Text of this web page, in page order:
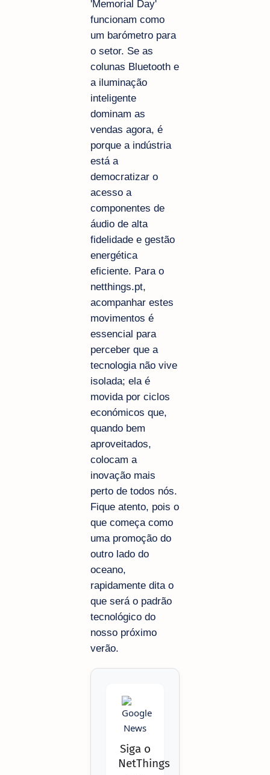
'Memorial Day'
funcionam como
um barómetro para
o setor. Se as
colunas Bluetooth e
a iluminação
inteligente
dominam as
vendas agora, é
porque a indústria
está a
democratizar o
acesso a
componentes de
áudio de alta
fidelidade e gestão
energética
eficiente. Para o
netthings.pt,
acompanhar estes
movimentos é
essencial para
perceber que a
tecnologia não vive
isolada; ela é
movida por ciclos
económicos que,
quando bem
aproveitados,
colocam a
inovação mais
perto de todos nós.
Fique atento, pois o
que começa como
uma promoção do
outro lado do
oceano,
rapidamente dita o
que será o padrão
tecnológico do
nosso próximo
verão.
Siga o
NetThings